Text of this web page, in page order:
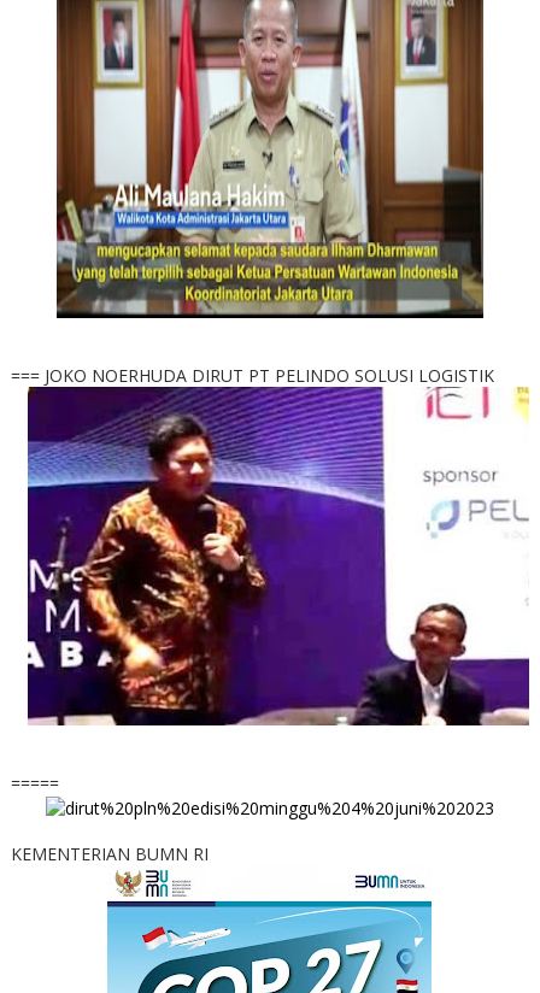
=== JOKO NOERHUDA DIRUT PT PELINDO SOLUSI LOGISTIK
=====
KEMENTERIAN BUMN RI